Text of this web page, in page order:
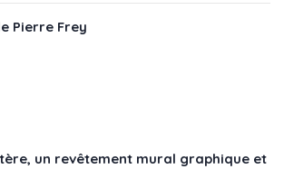
Pierre Frey
un revêtement mural graphique et